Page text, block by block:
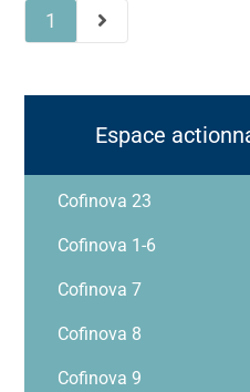
1
Espace
Cofinova 23
Cofinova 1-6
Cofinova 7
Cofinova 8
Cofinova 9